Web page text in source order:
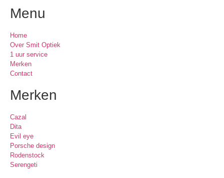
Menu
Home
Over Smit Optiek
1 uur service
Merken
Contact
Merken
Cazal
Dita
Evil eye
Porsche design
Rodenstock
Serengeti